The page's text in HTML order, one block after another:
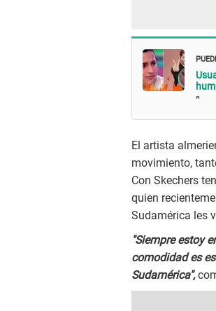
”
El artista
movimiento,
Con Skechers
quien
Sudamérica les
"Siempre estoy
comodidad es
Sudamérica",